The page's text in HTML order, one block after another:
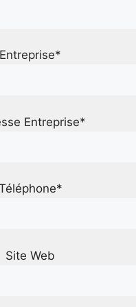
Entreprise*
Entreprise*
Site Web